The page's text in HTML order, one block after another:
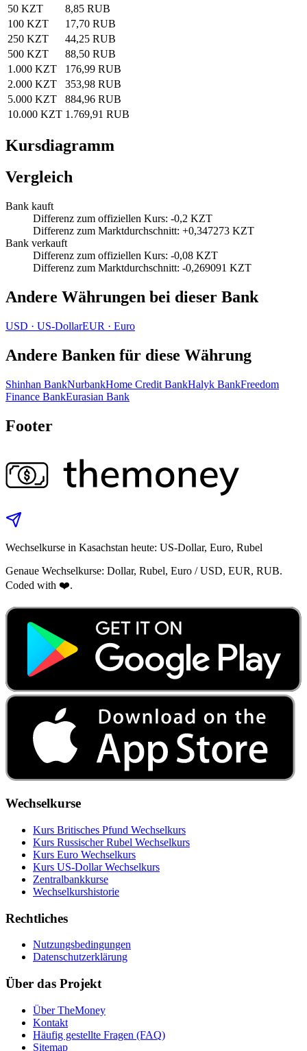
50 KZT
8,85 RUB
100 KZT
17,70 RUB
250 KZT
44,25 RUB
500 KZT
88,50 RUB
1.000 KZT
176,99 RUB
2.000 KZT
353,98 RUB
5.000 KZT
884,96 RUB
10.000 KZT 1.769,91 RUB
Kursdiagramm
Vergleich
Bank kauft
Differenz zum offiziellen Kurs: -0,2 KZT
Differenz zum Marktdurchschnitt: +0,347273 KZT
Bank verkauft
Differenz zum offiziellen Kurs: -0,08 KZT
Differenz zum Marktdurchschnitt: -0,269091 KZT
Andere Währungen bei dieser Bank
USD · US‑DollarEUR · Euro
Andere Banken für diese Währung
Shinhan BankNurbankHome Credit BankHalyk BankFreedom
Finance BankEurasian Bank
Footer
Wechselkurse in Kasachstan heute: US‑Dollar, Euro, Rubel
Genaue Wechselkurse: Dollar, Rubel, Euro / USD, EUR, RUB.
Coded with ❤️.
Wechselkurse
Kurs Britisches Pfund Wechselkurs
Kurs Russischer Rubel Wechselkurs
Kurs Euro Wechselkurs
Kurs US‑Dollar Wechselkurs
Zentralbankkurse
Wechselkurshistorie
Rechtliches
Nutzungsbedingungen
Datenschutzerklärung
Über das Projekt
Über TheMoney
Kontakt
Häufig gestellte Fragen (FAQ)
Sitemap